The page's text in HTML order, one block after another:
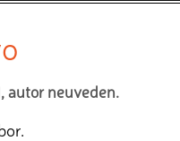
autor neuveden.